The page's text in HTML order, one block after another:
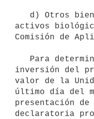
activos
Comisión de
inversión del
valor de la
último día del
presentación
declaratoria